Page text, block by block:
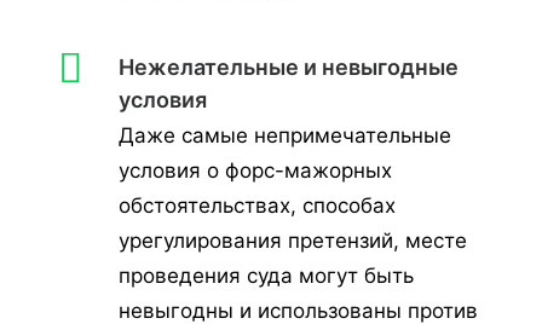
Нежелательные и невыгодные
условия
Даже самые непримечательные
условия о форс-мажорных
обстоятельствах, способах
урегулирования претензий, месте
проведения суда могут быть
невыгодны и использованы против